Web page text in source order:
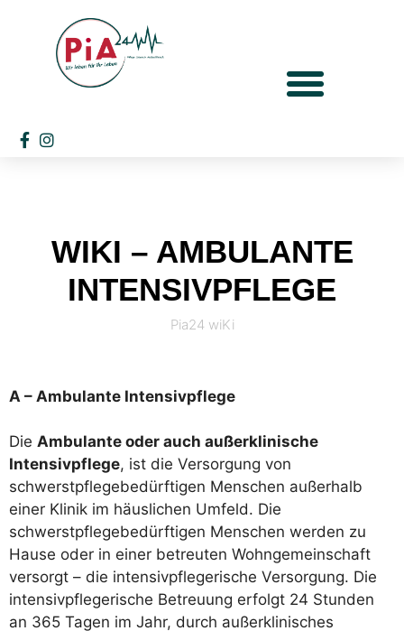
WIKI – AMBULANTE
INTENSIVPFLEGE
Pia24 wiKi
A – Ambulante Intensivpflege
Die Ambulante oder auch außerklinische
Intensivpflege, ist die Versorgung von
schwerstpflegebedürftigen Menschen außerhalb
einer Klinik im häuslichen Umfeld. Die
schwerstpflegebedürftigen Menschen werden zu
Hause oder in einer betreuten Wohngemeinschaft
versorgt – die intensivpflegerische Versorgung. Die
intensivpflegerische Betreuung erfolgt 24 Stunden
an 365 Tagen im Jahr, durch außerklinisches